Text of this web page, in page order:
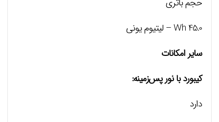
حجم باتری
45.0 Wh – لیتیوم یونی
سایر امکانات
کیبورد با نور پس‌زمینه:
دارد